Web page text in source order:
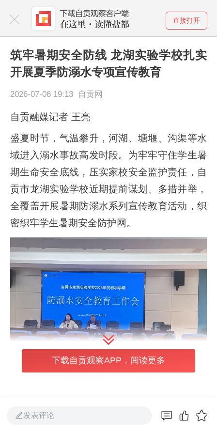
直接打开
筑牢暑期安全防线 龙湖实验学校扎实
开展夏季防溺水专项宣传教育
2026-07-08 19:13 自贡网
自贡融媒记者 王亮
盛夏时节，气温攀升，河湖、塘堰、沟渠等水
域进入溺水事故高发时段。为牢牢守住学生暑
期生命安全底线，压实家校安全监护责任，自
贡市龙湖实验学校近期提前谋划、多措并举，
全覆盖开展暑期防溺水系列宣传教育活动，织
密织牢学生暑期安全防护网。
专项工作部署会。会议针对学生私自下河塘戏
下载自贡观察APP，阅读更多
发表评论